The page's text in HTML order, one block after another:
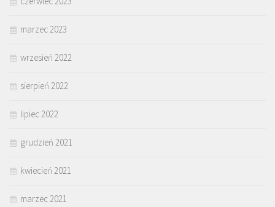
marzec 2023
wrzesień 2022
sierpień 2022
lipiec 2022
grudzień 2021
kwiecień 2021
marzec 2021